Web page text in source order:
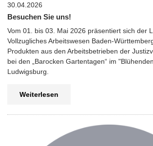
30.04.2026
Besuchen Sie uns!
Vom 01. bis 03. Mai 2026 präsentiert sich der
Vollzugliches Arbeitswesen Baden-
Produkten aus den Arbeitsbetrieben der
bei den „Barocken Gartentagen“ im
Ludwigsburg.
Weiterlesen